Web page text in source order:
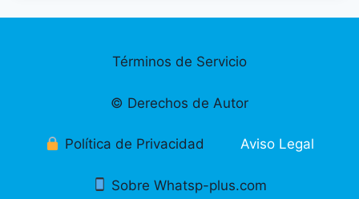
Términos de Servicio
©️ Derechos de Autor
Política de Privacidad Aviso Legal
Sobre Whatsp-plus.com